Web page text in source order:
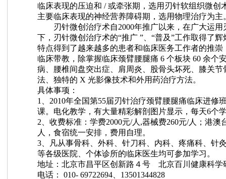
临床表现的压迫和 /或牵张期，选用刃针软组织微创
主要临床表现的神经营养障碍期，选用物理治疗为主
刃针微创治疗术自2000年推广以来，在广大运
下，刃针微创治疗术的“推广 ” 、“普及”工作取得了辉
特点得到了越来越多的患者和临床医务工作者的推崇
临床带教，除掌握临床颈臂腰腿痛 6个板块 60余个
病、腰椎间盘突出症、肩周炎、股骨头坏死、膝关
法、独特的 X光影像技术和外用药治疗方法。
具体事项：
1
2010年全国第55届刃针治疗颈臂腰腿痛临床进修
课。电化教学，有大量精彩解剖图片显示，每天6个
2 、收费标准：学费2000元/人 ,器械费260元/人；港澳
人，食宿统一安排，费用自理。
3 、凡从事骨科、外科、针刀科、内科、疼痛科、针
等各级医院、个体诊所的临床医生均可参加学习。
地址：北京市昌平区创新路４号 北京百川健康科学
电话：
010- 69722694
13501344828